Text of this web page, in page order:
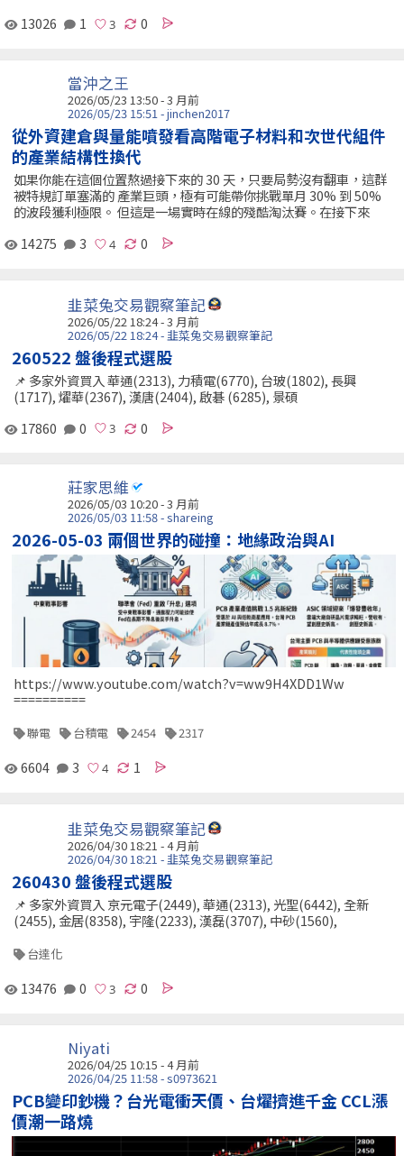
13026
1 0
當沖之王
2026/05/23 13:50 - 3 月前
2026/05/23 15:51 - jinchen2017
從外資建倉與量能噴發看高階電子材料和次世代組件
的產業結構性換代
如果你能在這個位置熬過接下來的 30 天，只要局勢沒有翻車，這群
被特規訂單塞滿的 產業巨頭，極有可能帶你挑戰單月 30% 到 50%
的波段獲利極限。 但這是一場實時在線的殘酷淘汰賽。在接下來
14275
3 0
韭菜兔交易觀察筆記
2026/05/22 18:24 - 3 月前
2026/05/22 18:24 - 韭菜兔交易觀察筆記
260522 盤後程式選股
📌 多家外資買入 華通(2313), 力積電(6770), 台玻(1802), 長興
(1717), 燿華(2367), 漢唐(2404), 啟碁 (6285), 景碩
17860
0 0
莊家思維
2026/05/03 10:20 - 3 月前
2026/05/03 11:58 - shareing
2026-05-03 兩個世界的碰撞：地緣政治與AI
https://www.youtube.com/watch?v=ww9H4XDD1Ww
==========
聯電 台積電 2454 2317
6604 3 1
韭菜兔交易觀察筆記
2026/04/30 18:21 - 4 月前
2026/04/30 18:21 - 韭菜兔交易觀察筆記
260430 盤後程式選股
📌 多家外資買入 京元電子(2449), 華通(2313), 光聖(6442), 全新
(2455), 金居(8358), 宇隆(2233), 漢磊(3707), 中砂(1560),
台達化
13476 0 0
Niyati
2026/04/25 10:15 - 4 月前
2026/04/25 11:58 - s0973621
PCB變印鈔機？台光電衝天價、台燿擠進千金 CCL漲
價潮一路燒